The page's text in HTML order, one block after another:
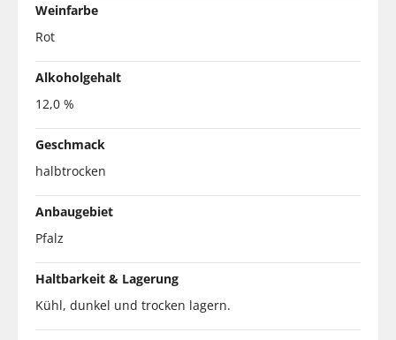
Weinfarbe
Rot
Alkoholgehalt
12,0 %
Geschmack
halbtrocken
Anbaugebiet
Pfalz
Haltbarkeit & Lagerung
Kühl, dunkel und trocken lagern.